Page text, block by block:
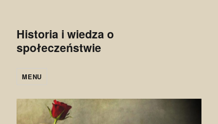
Historia i wiedza o
społeczeństwie
MENU